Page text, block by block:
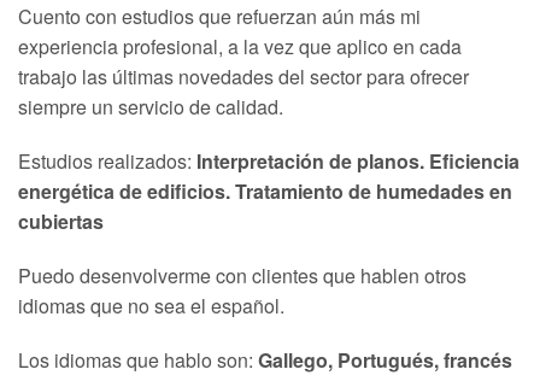
Cuento con estudios que refuerzan aún más mi
experiencia profesional, a la vez que aplico en cada
trabajo las últimas novedades del sector para ofrecer
siempre un servicio de calidad.
Estudios realizados: Interpretación de planos. Eficiencia
energética de edificios. Tratamiento de humedades en
cubiertas
Puedo desenvolverme con clientes que hablen otros
idiomas que no sea el español.
Los idiomas que hablo son: Gallego, Portugués, francés